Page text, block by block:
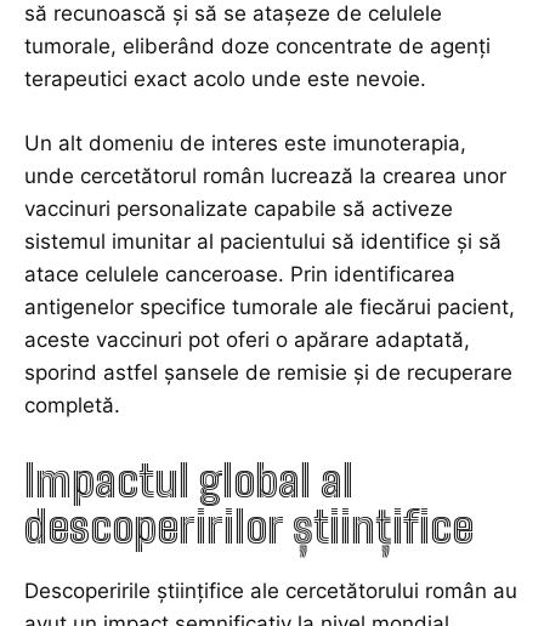
să recunoască și să se atașeze de celulele
tumorale, eliberând doze concentrate de agenți
terapeutici exact acolo unde este nevoie.
Un alt domeniu de interes este imunoterapia,
unde cercetătorul român lucrează la crearea unor
vaccinuri personalizate capabile să activeze
sistemul imunitar al pacientului să identifice și să
atace celulele canceroase. Prin identificarea
antigenelor specifice tumorale ale fiecărui pacient,
aceste vaccinuri pot oferi o apărare adaptată,
sporind astfel șansele de remisie și de recuperare
completă.
Impactul global al
descoperirilor științifice
Descoperirile științifice ale cercetătorului român au